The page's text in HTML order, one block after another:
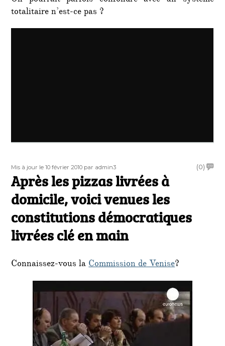
totalitaire n’est-ce pas ?
Publié
le
Mis à jour le 10 février 2010 Auteur
par admin3 (0)on
Après les pizzas livrées à
domicile, voici venues les
constitutions démocratiques
livrées clé en main
Connaissez-vous laCommission de Venise?